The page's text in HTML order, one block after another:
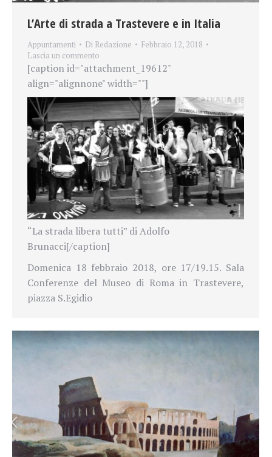
L’Arte di strada a Trastevere e in Italia
Appuntamenti Di Redazione
Febbraio 12, 2018
Lascia un commento
[caption id="attachment_19612"
align="alignnone" width=""]
“La strada libera tutti” di Adolfo
Brunacci[/caption]
Domenica 18 febbraio 2018, ore 17/19.15. Sala
Conferenze del Museo di Roma in Trastevere,
piazza S.Egidio